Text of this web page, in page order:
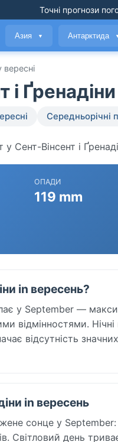
Точні прогнози
Азия ▼ Антарктида
і
Середньорічні
у Сент-Вінсент і
ОПАДИ
119 mm
in вересень?
у September —
відмінностями.
відсутність
in вересень
сонце у
Світловий день